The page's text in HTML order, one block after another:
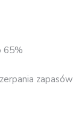
65%
zapasów